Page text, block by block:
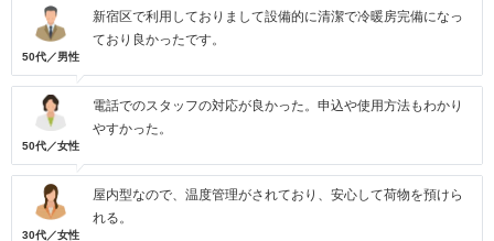
50代／男性
新宿区で利用しておりまして設備的に清潔で冷暖房完備になっ
ており良かったです。
50代／女性
電話でのスタッフの対応が良かった。申込や使用方法もわかり
やすかった。
30代／女性
屋内型なので、温度管理がされており、安心して荷物を預けら
れる。